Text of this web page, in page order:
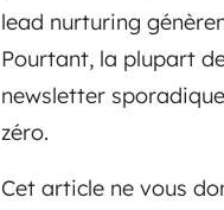
lead nurturing
Pourtant, la plupart
newsletter
zéro.
Cet article ne vous